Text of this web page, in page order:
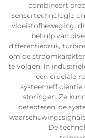
combineert
sensortechnologie
vloeistofbeweging,
behulp van
differentiedruk,
om de
te volgen. In
een cruciale
systeemefficiëntie
storingen. Ze
detecteren, de
De